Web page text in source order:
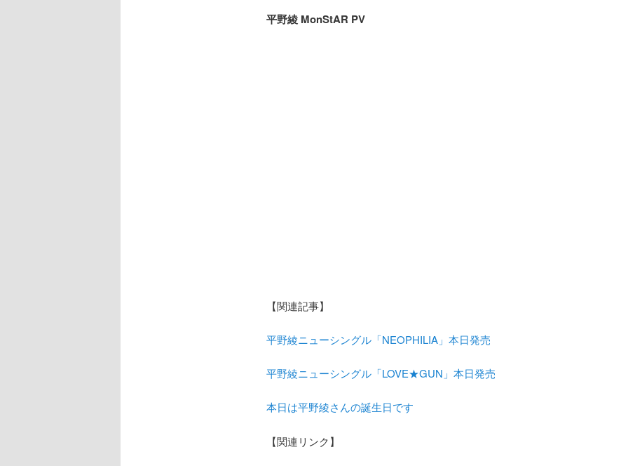
平野綾 MonStAR PV
【関連記事】
平野綾ニューシングル「NEOPHILIA」本日発売
平野綾ニューシングル「LOVE★GUN」本日発売
本日は平野綾さんの誕生日です
【関連リンク】